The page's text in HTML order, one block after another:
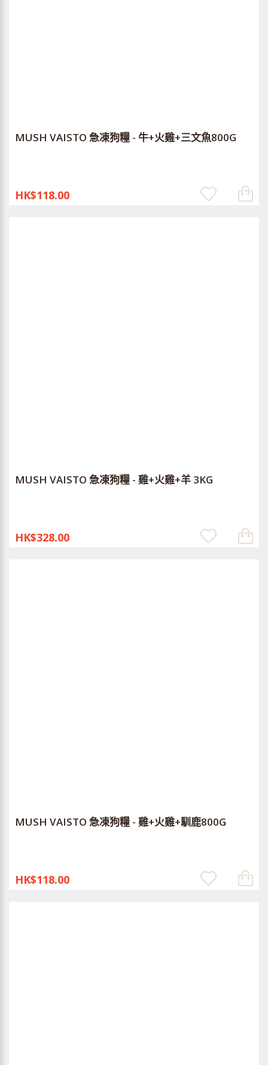
MUSH VAISTO 急凍狗糧 - 牛+火雞+三文魚800G
HK$118.00
MUSH VAISTO 急凍狗糧 - 雞+火雞+羊 3KG
HK$328.00
MUSH VAISTO 急凍狗糧 - 雞+火雞+馴鹿800G
HK$118.00